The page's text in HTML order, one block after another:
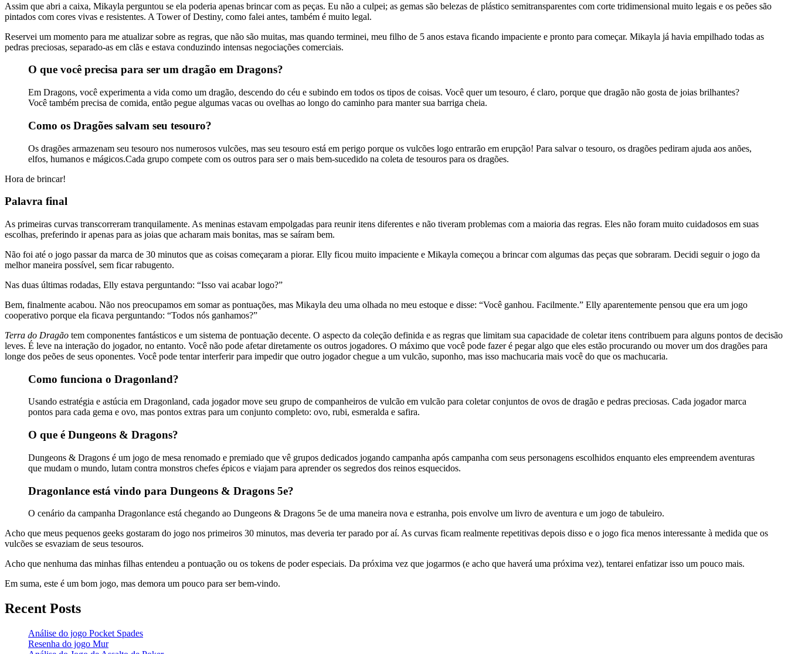
Assim que abri a caixa, Mikayla perguntou se ela poderia apenas brincar com as peças. Eu não a culpei; as gemas são belezas de plástico semitransparentes com corte tridimensional muito legais e os peões são
pintados com cores vivas e resistentes. A Tower of Destiny, como falei antes, também é muito legal.
Reservei um momento para me atualizar sobre as regras, que não são muitas, mas quando terminei, meu filho de 5 anos estava ficando impaciente e pronto para começar. Mikayla já havia empilhado todas as
pedras preciosas, separado-as em clãs e estava conduzindo intensas negociações comerciais.
O que você precisa para ser um dragão em Dragons?
Em Dragons, você experimenta a vida como um dragão, descendo do céu e subindo em todos os tipos de coisas. Você quer um tesouro, é claro, porque que dragão não gosta de joias brilhantes?
Você também precisa de comida, então pegue algumas vacas ou ovelhas ao longo do caminho para manter sua barriga cheia.
Como os Dragões salvam seu tesouro?
Os dragões armazenam seu tesouro nos numerosos vulcões, mas seu tesouro está em perigo porque os vulcões logo entrarão em erupção! Para salvar o tesouro, os dragões pediram ajuda aos anões,
elfos, humanos e mágicos.Cada grupo compete com os outros para ser o mais bem-sucedido na coleta de tesouros para os dragões.
Hora de brincar!
Palavra final
As primeiras curvas transcorreram tranquilamente. As meninas estavam empolgadas para reunir itens diferentes e não tiveram problemas com a maioria das regras. Eles não foram muito cuidadosos em suas
escolhas, preferindo ir apenas para as joias que acharam mais bonitas, mas se saíram bem.
Não foi até o jogo passar da marca de 30 minutos que as coisas começaram a piorar. Elly ficou muito impaciente e Mikayla começou a brincar com algumas das peças que sobraram. Decidi seguir o jogo da
melhor maneira possível, sem ficar rabugento.
Nas duas últimas rodadas, Elly estava perguntando: “Isso vai acabar logo?”
Bem, finalmente acabou. Não nos preocupamos em somar as pontuações, mas Mikayla deu uma olhada no meu estoque e disse: “Você ganhou. Facilmente.” Elly aparentemente pensou que era um jogo
cooperativo porque ela ficava perguntando: “Todos nós ganhamos?”
Terra do Dragão tem componentes fantásticos e um sistema de pontuação decente. O aspecto da coleção definida e as regras que limitam sua capacidade de coletar itens contribuem para alguns pontos de decisão
leves. É leve na interação do jogador, no entanto. Você não pode afetar diretamente os outros jogadores. O máximo que você pode fazer é pegar algo que eles estão procurando ou mover um dos dragões para
longe dos peões de seus oponentes. Você pode tentar interferir para impedir que outro jogador chegue a um vulcão, suponho, mas isso machucaria mais você do que os machucaria.
Como funciona o Dragonland?
Usando estratégia e astúcia em Dragonland, cada jogador move seu grupo de companheiros de vulcão em vulcão para coletar conjuntos de ovos de dragão e pedras preciosas. Cada jogador marca
pontos para cada gema e ovo, mas pontos extras para um conjunto completo: ovo, rubi, esmeralda e safira.
O que é Dungeons & Dragons?
Dungeons & Dragons é um jogo de mesa renomado e premiado que vê grupos dedicados jogando campanha após campanha com seus personagens escolhidos enquanto eles empreendem aventuras
que mudam o mundo, lutam contra monstros chefes épicos e viajam para aprender os segredos dos reinos esquecidos.
Dragonlance está vindo para Dungeons & Dragons 5e?
O cenário da campanha Dragonlance está chegando ao Dungeons & Dragons 5e de uma maneira nova e estranha, pois envolve um livro de aventura e um jogo de tabuleiro.
Acho que meus pequenos geeks gostaram do jogo nos primeiros 30 minutos, mas deveria ter parado por aí. As curvas ficam realmente repetitivas depois disso e o jogo fica menos interessante à medida que os
vulcões se esvaziam de seus tesouros.
Acho que nenhuma das minhas filhas entendeu a pontuação ou os tokens de poder especiais. Da próxima vez que jogarmos (e acho que haverá uma próxima vez), tentarei enfatizar isso um pouco mais.
Em suma, este é um bom jogo, mas demora um pouco para ser bem-vindo.
Recent Posts
Análise do jogo Pocket Spades
Resenha do jogo Mur